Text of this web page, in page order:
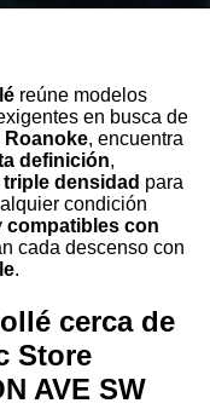
reúne modelos
en busca de
Roanoke, encuentra
definición,
densidad para
condición
compatibles con
cada descenso con
.
cerca de
Store
AVE SW